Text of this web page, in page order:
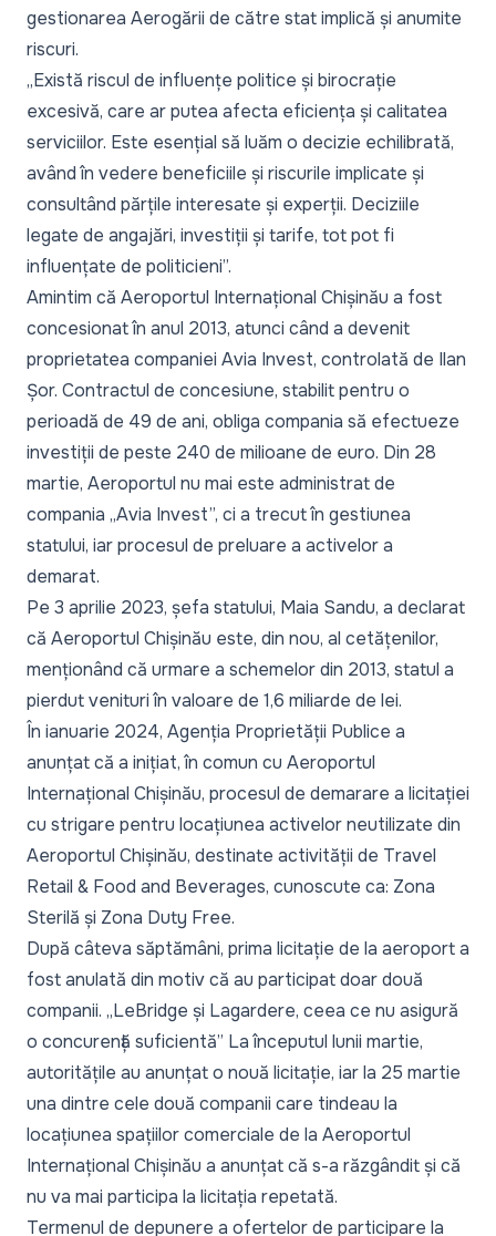
gestionarea Aerogării de către stat implică și anumite
riscuri.
„Există riscul de influențe politice și birocrație
excesivă, care ar putea afecta eficiența și calitatea
serviciilor. Este esențial să luăm o decizie echilibrată,
având în vedere beneficiile și riscurile implicate și
consultând părțile interesate și experții. Deciziile
legate de angajări, investiții și tarife, tot pot fi
influențate de politicieni”.
Amintim că Aeroportul Internațional Chișinău a fost
concesionat în anul 2013, atunci când a devenit
proprietatea companiei Avia Invest, controlată de Ilan
Șor. Contractul de concesiune, stabilit pentru o
perioadă de 49 de ani, obliga compania să efectueze
investiții de peste 240 de milioane de euro. Din 28
martie, Aeroportul nu mai este administrat de
compania „Avia Invest”, ci a trecut în gestiunea
statului, iar procesul de preluare a activelor a
demarat.
Pe 3 aprilie 2023, șefa statului, Maia Sandu, a declarat
că Aeroportul Chișinău este, din nou, al cetățenilor,
menționând că urmare a schemelor din 2013, statul a
pierdut venituri în valoare de 1,6 miliarde de lei.
În ianuarie 2024, Agenția Proprietății Publice a
anunțat că a inițiat, în comun cu Aeroportul
Internațional Chișinău, procesul de demarare a licitației
cu strigare pentru locațiunea activelor neutilizate din
Aeroportul Chișinău, destinate activității de Travel
Retail & Food and Beverages, cunoscute ca: Zona
Sterilă și Zona Duty Free.
După câteva săptămâni, prima licitație de la aeroport a
fost anulată din motiv că au participat doar două
companii. „LeBridge și Lagardere, ceea ce nu asigură
o concurență suficientă” La începutul lunii martie,
autoritățile au anunțat o nouă licitație, iar la 25 martie
una dintre cele două companii care tindeau la
locațiunea spațiilor comerciale de la Aeroportul
Internațional Chișinău a anunțat că s-a răzgândit și că
nu va mai participa la licitația repetată.
Termenul de depunere a ofertelor de participare la